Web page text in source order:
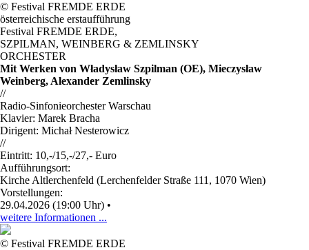
© Festival FREMDE ERDE
österreichische erstaufführung
Festival FREMDE ERDE,
SZPILMAN, WEINBERG & ZEMLINSKY
ORCHESTER
Mit Werken von Władysław Szpilman (OE), Mieczysław
Weinberg, Alexander Zemlinsky
//
Radio-Sinfonieorchester Warschau
Klavier: Marek Bracha
Dirigent: Michał Nesterowicz
//
Eintritt: 10,-/15,-/27,- Euro
Aufführungsort:
Kirche Altlerchenfeld (Lerchenfelder Straße 111, 1070 Wien)
Vorstellungen:
29.04.2026 (19:00 Uhr) •
weitere Informationen ...
© Festival FREMDE ERDE